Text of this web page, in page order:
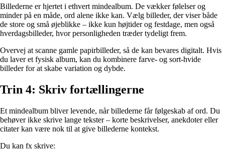
Billederne er hjertet i ethvert mindealbum. De vækker følelser og
minder på en måde, ord alene ikke kan. Vælg billeder, der viser både
de store og små øjeblikke – ikke kun højtider og festdage, men også
hverdagsbilleder, hvor personligheden træder tydeligt frem.
Overvej at scanne gamle papirbilleder, så de kan bevares digitalt. Hvis
du laver et fysisk album, kan du kombinere farve- og sort-hvide
billeder for at skabe variation og dybde.
Trin 4: Skriv fortællingerne
Et mindealbum bliver levende, når billederne får følgeskab af ord. Du
behøver ikke skrive lange tekster – korte beskrivelser, anekdoter eller
citater kan være nok til at give billederne kontekst.
Du kan fx skrive: